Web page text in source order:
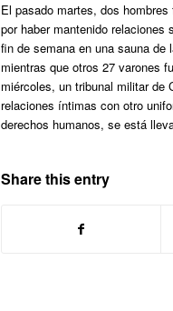
El pasado martes, dos
por haber mantenido
fin de semana en una sauna
mientras que otros 27 varones
miércoles, un tribunal militar de
relaciones íntimas con otro
derechos humanos, se está
Share this entry